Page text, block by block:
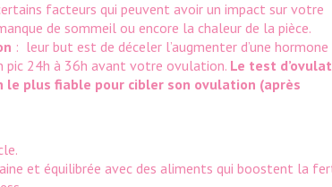
facteurs qui peuvent avoir un impact sur votre
de sommeil ou encore la chaleur de la pièce.
: leur but est de déceler l’augmenter d’une hormone
pic 24h à 36h avant votre ovulation. Le test
le plus fiable pour cibler son ovulation (après
et équilibrée avec des aliments qui boostent la